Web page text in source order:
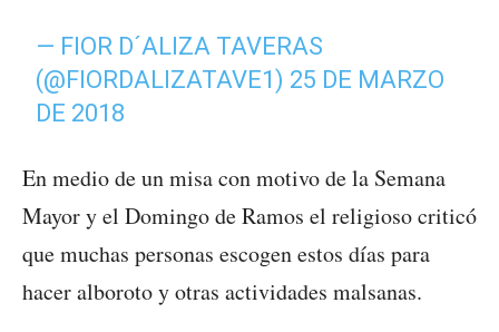
— FIOR D´ALIZA TAVERAS
(@FIORDALIZATAVE1) 25 DE MARZO
DE 2018
En medio de un misa con motivo de la Semana
Mayor y el Domingo de Ramos el religioso criticó
que muchas personas escogen estos días para
hacer alboroto y otras actividades malsanas.